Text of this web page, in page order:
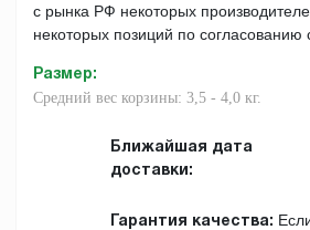
с рынка РФ некоторых
некоторых позиций по согласованию
Размер:
Средний вес корзины: 3,5 - 4,0 кг.
Ближайшая дата
доставки:
Гарантия качества: